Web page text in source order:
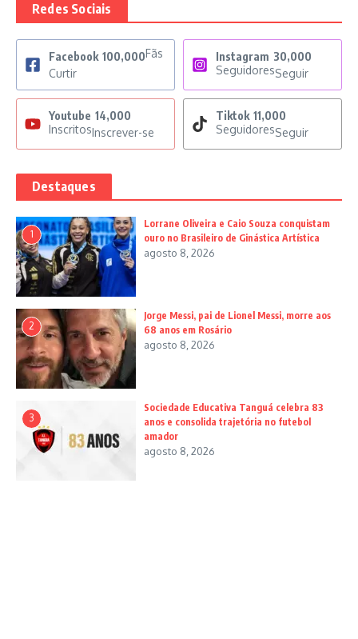
Redes Sociais
Facebook 100,000Fãs
Curtir
Instagram 30,000
SeguidoresSeguir
Youtube 14,000
Inscritos Inscrever-se
Tiktok 11,000
SeguidoresSeguir
Destaques
1
Lorrane Oliveira e Caio Souza conquistam
ouro no Brasileiro de Ginástica Artística
agosto 8, 2026
2
Jorge Messi, pai de Lionel Messi, morre aos
68 anos em Rosário
agosto 8, 2026
3
Sociedade Educativa Tanguá celebra 83
anos e consolida trajetória no futebol
amador
agosto 8, 2026